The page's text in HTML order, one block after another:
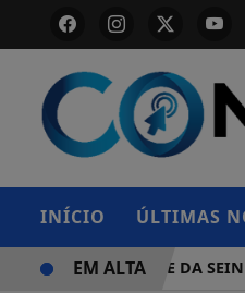
INÍCIO ÚLTIMAS
CAMINHONETE DA SEINFRA
EM ALTA